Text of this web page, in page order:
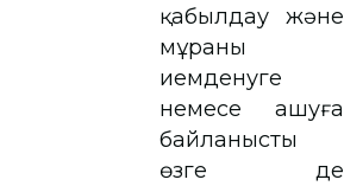
қабылдау және
мұраны
иемденуге
немесе ашуға
байланысты
өзге де